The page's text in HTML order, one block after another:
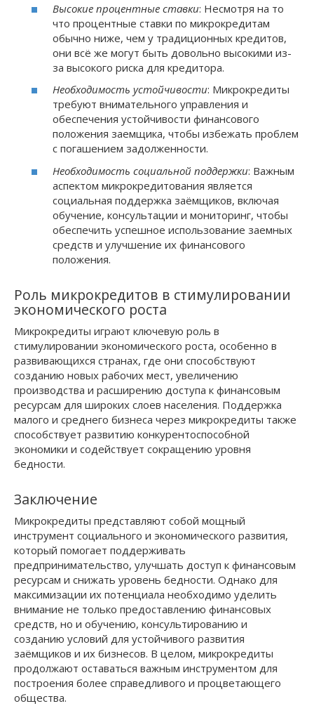
Высокие процентные ставки: Несмотря на то
что процентные ставки по микрокредитам
обычно ниже, чем у традиционных кредитов,
они всё же могут быть довольно высокими из-
за высокого риска для кредитора.
Необходимость устойчивости: Микрокредиты
требуют внимательного управления и
обеспечения устойчивости финансового
положения заемщика, чтобы избежать проблем
с погашением задолженности.
Необходимость социальной поддержки: Важным
аспектом микрокредитования является
социальная поддержка заёмщиков, включая
обучение, консультации и мониторинг, чтобы
обеспечить успешное использование заемных
средств и улучшение их финансового
положения.
Роль микрокредитов в стимулировании
экономического роста
Микрокредиты играют ключевую роль в
стимулировании экономического роста, особенно в
развивающихся странах, где они способствуют
созданию новых рабочих мест, увеличению
производства и расширению доступа к финансовым
ресурсам для широких слоев населения. Поддержка
малого и среднего бизнеса через микрокредиты также
способствует развитию конкурентоспособной
экономики и содействует сокращению уровня
бедности.
Заключение
Микрокредиты представляют собой мощный
инструмент социального и экономического развития,
который помогает поддерживать
предпринимательство, улучшать доступ к финансовым
ресурсам и снижать уровень бедности. Однако для
максимизации их потенциала необходимо уделить
внимание не только предоставлению финансовых
средств, но и обучению, консультированию и
созданию условий для устойчивого развития
заёмщиков и их бизнесов. В целом, микрокредиты
продолжают оставаться важным инструментом для
построения более справедливого и процветающего
общества.